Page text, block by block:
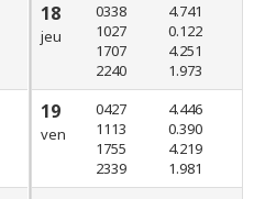
18
jeu
0338
1027
1707
2240
4.741
0.122
4.251
1.973
19
ven
0427
1113
1755
2339
4.446
0.390
4.219
1.981